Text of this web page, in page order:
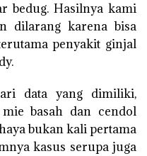
bedug. Hasilnya kami
dilarang karena bisa
penyakit ginjal
data yang dimiliki,
basah dan cendol
bukan kali pertama
kasus serupa juga